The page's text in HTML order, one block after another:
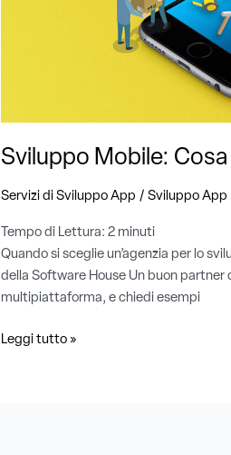
Sviluppo Mobile:
Servizi di Sviluppo App / Sviluppo App
Tempo di Lettura: 2 minuti
Quando si sceglie un’agenzia per lo
della Software House Un buon
multipiattaforma, e chiedi esempi
Leggi tutto »